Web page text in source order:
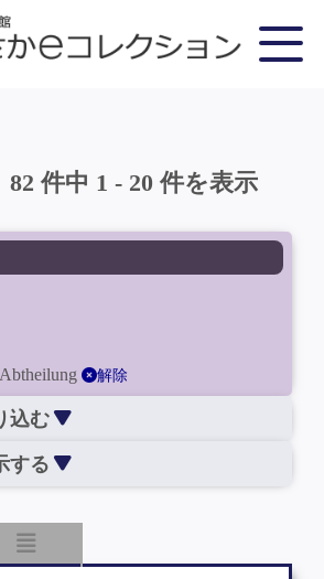
82 件中 1 - 20 件を表示
解除
込む
する